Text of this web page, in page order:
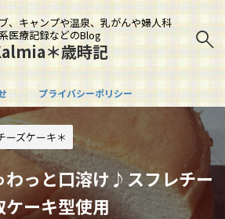
、キャンプや温泉、乳がんや婦人科
医療記録などのBlog
＊歳時記
プライバシーポリシー
ーズケーキ＊
わっと口溶け♪スフレチー
ーキ型使用